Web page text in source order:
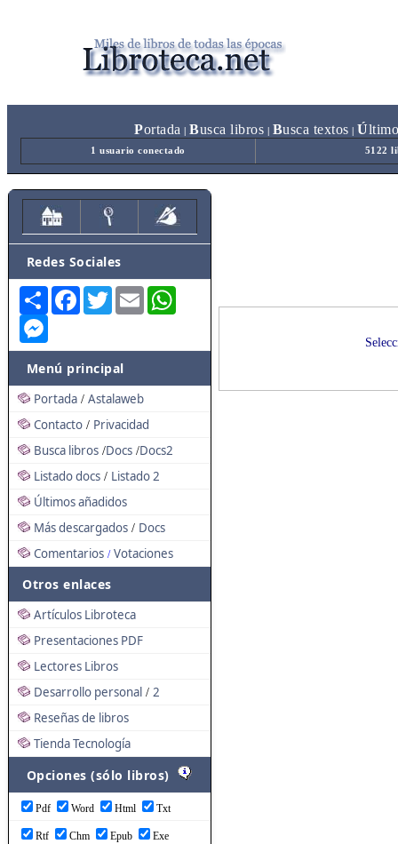
Portada Busca libros Busca textos Ú
1 usuario conectado 5122
Redes Sociales
Share FacebookTwitterEmail
Menú principal
Portada / Astalaweb
Contacto / Privacidad
Busca libros /Docs /Docs2
Listado docs / Listado 2
Últimos añadidos
Más descargados / Docs
Comentarios / Votaciones
Otros enlaces
Artículos Libroteca
Presentaciones PDF
Lectores Libros
Desarrollo personal / 2
Reseñas de libros
Tienda Tecnología
Opciones (sólo libros)
Pdf Word Html Txt
Rtf Chm Epub Exe